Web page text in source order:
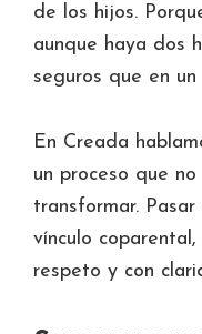
de los hijos.
aunque haya dos
seguros que en
En Creada
un proceso que
transformar.
vínculo
respeto y con